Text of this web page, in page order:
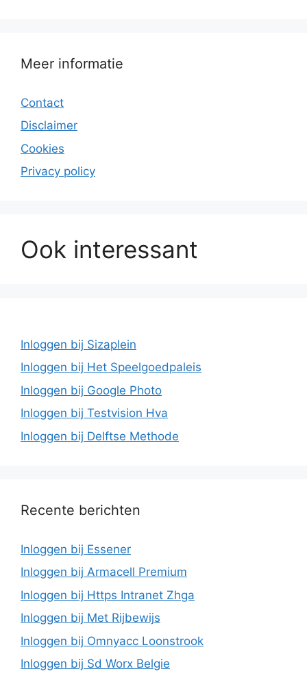
Meer informatie
Contact
Disclaimer
Cookies
Privacy policy
Ook interessant
Inloggen bij Sizaplein
Inloggen bij Het Speelgoedpaleis
Inloggen bij Google Photo
Inloggen bij Testvision Hva
Inloggen bij Delftse Methode
Recente berichten
Inloggen bij Essener
Inloggen bij Armacell Premium
Inloggen bij Https Intranet Zhga
Inloggen bij Met Rijbewijs
Inloggen bij Omnyacc Loonstrook
Inloggen bij Sd Worx Belgie